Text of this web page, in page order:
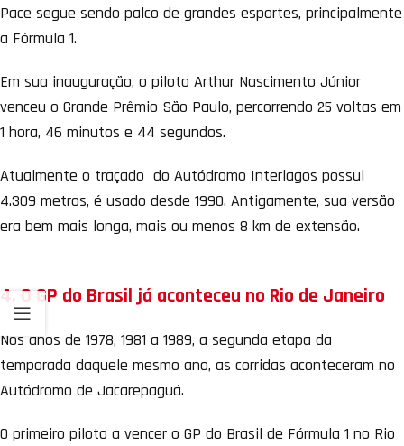
Pace segue sendo palco de grandes esportes, principalmente
a Fórmula 1.
Em sua inauguração, o piloto Arthur Nascimento Júnior
venceu o Grande Prêmio São Paulo, percorrendo 25 voltas em
1 hora, 46 minutos e 44 segundos.
Atualmente o traçado do Autódromo Interlagos possui
4.309 metros, é usado desde 1990. Antigamente, sua versão
era bem mais longa, mais ou menos 8 km de extensão.
4. O GP do Brasil já aconteceu no Rio de Janeiro
Nos anos de 1978, 1981 a 1989, a segunda etapa da
temporada daquele mesmo ano, as corridas aconteceram no
Autódromo de Jacarepaguá.
O primeiro piloto a vencer o GP do Brasil de Fórmula 1 no Rio